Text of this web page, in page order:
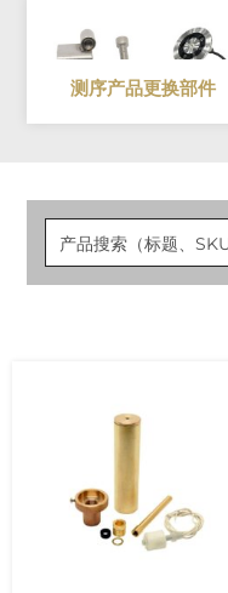
测序产品更换部件